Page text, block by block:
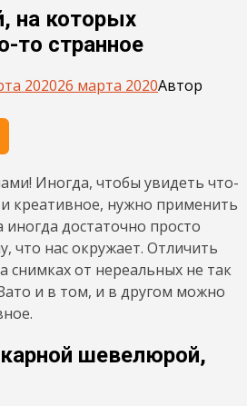
на которых
то странное
202026 марта 2020Автор
Иногда, чтобы увидеть что-
креативное, нужно применить
достаточно просто
что нас окружает. Отличить
снимках от нереальных не так
и в том, и в другом можно
шевелюрой,